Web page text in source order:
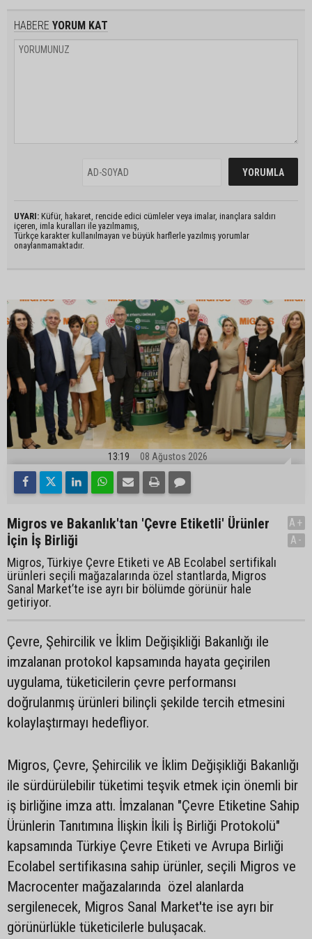
HABERE YORUM KAT
UYARI: Küfür, hakaret, rencide edici cümleler veya imalar, inançlara saldırı
içeren, imla kuralları ile yazılmamış,
Türkçe karakter kullanılmayan ve büyük harflerle yazılmış yorumlar
onaylanmamaktadır.
13:19 08 Ağustos 2026
Migros ve Bakanlık'tan 'Çevre Etiketli' Ürünler
İçin İş Birliği
Migros, Türkiye Çevre Etiketi ve AB Ecolabel sertifikalı
ürünleri seçili mağazalarında özel stantlarda, Migros
Sanal Market’te ise ayrı bir bölümde görünür hale
getiriyor.
A+
A-
Çevre, Şehircilik ve İklim Değişikliği Bakanlığı ile
imzalanan protokol kapsamında hayata geçirilen
uygulama, tüketicilerin çevre performansı
doğrulanmış ürünleri bilinçli şekilde tercih etmesini
kolaylaştırmayı hedefliyor.
Migros, Çevre, Şehircilik ve İklim Değişikliği Bakanlığı
ile sürdürülebilir tüketimi teşvik etmek için önemli bir
iş birliğine imza attı. İmzalanan "Çevre Etiketine Sahip
Ürünlerin Tanıtımına İlişkin İkili İş Birliği Protokolü"
kapsamında Türkiye Çevre Etiketi ve Avrupa Birliği
Ecolabel sertifikasına sahip ürünler, seçili Migros ve
Macrocenter mağazalarında özel alanlarda
sergilenecek, Migros Sanal Market'te ise ayrı bir
görünürlükle tüketicilerle buluşacak.